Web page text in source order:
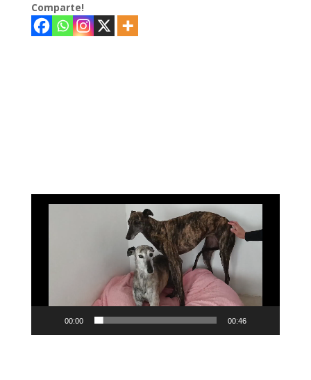
Comparte!
Reproductor
00:00 00:46